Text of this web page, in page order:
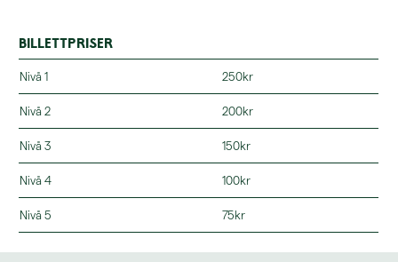
Billettpriser
Nivå 1 250kr
Nivå 2 200kr
Nivå 3 150kr
Nivå 4 100kr
Nivå 5 75kr